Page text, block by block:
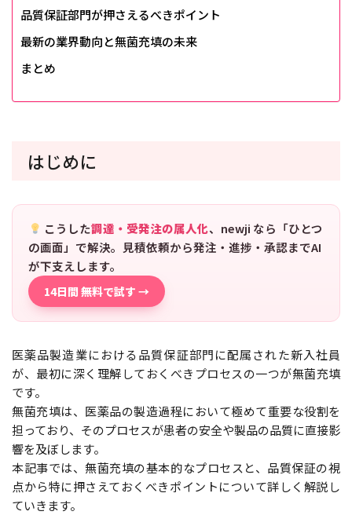
品質保証部門が押さえるべきポイント
最新の業界動向と無菌充填の未来
まとめ
はじめに
こうした調達・受発注の属人化、newji なら「ひとつ
の画面」で解決。見積依頼から発注・進捗・承認までAI
が下支えします。
14日間 無料で試す →
医薬品製造業における品質保証部門に配属された新入社員
が、最初に深く理解しておくべきプロセスの一つが無菌充填
です。
無菌充填は、医薬品の製造過程において極めて重要な役割を
担っており、そのプロセスが患者の安全や製品の品質に直接影
響を及ぼします。
本記事では、無菌充填の基本的なプロセスと、品質保証の視
点から特に押さえておくべきポイントについて詳しく解説し
ていきます。